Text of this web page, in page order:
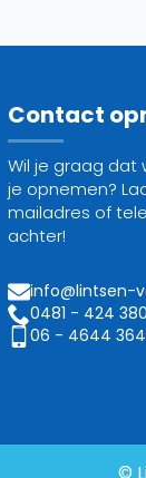
Contact
Wil je graag
je opnemen?
mailadres of
achter!
info@lintsen-
0481 - 424 380
06 - 4644